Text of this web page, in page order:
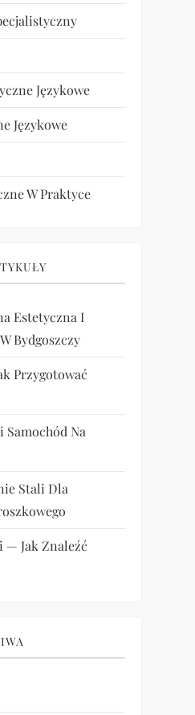
Językowe
Językowe
W Praktyce
Estetyczna I
Bydgoszczy
Przygotować
Samochód Na
Stali Dla
— Jak Znaleźć